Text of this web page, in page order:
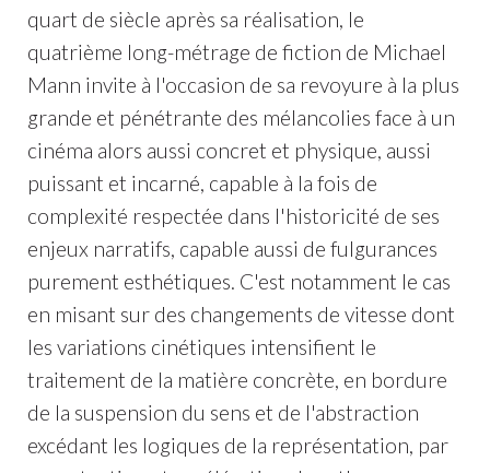
quart de siècle après sa réalisation, le
quatrième long-métrage de fiction de Michael
Mann invite à l'occasion de sa revoyure à la plus
grande et pénétrante des mélancolies face à un
cinéma alors aussi concret et physique, aussi
puissant et incarné, capable à la fois de
complexité respectée dans l'historicité de ses
enjeux narratifs, capable aussi de fulgurances
purement esthétiques. C'est notamment le cas
en misant sur des changements de vitesse dont
les variations cinétiques intensifient le
traitement de la matière concrète, en bordure
de la suspension du sens et de l'abstraction
excédant les logiques de la représentation, par